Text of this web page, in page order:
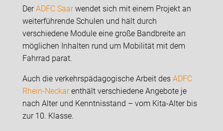
DerADFC Saarwendet sich mit einem Projekt an
weiterführende Schulen und hält durch
verschiedene Module eine große Bandbreite an
möglichen Inhalten rund um Mobilität mit dem
Fahrrad parat.
Auch die verkehrspädagogische Arbeit des ADFC
Rhein-Neckarenthält verschiedene Angebote je
nach Alter und Kenntnisstand – vom Kita-Alter bis
zur 10. Klasse.